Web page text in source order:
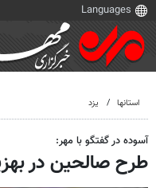
استانها یزد
آسوده در گفتگو با مهر:
طرح صالحین در